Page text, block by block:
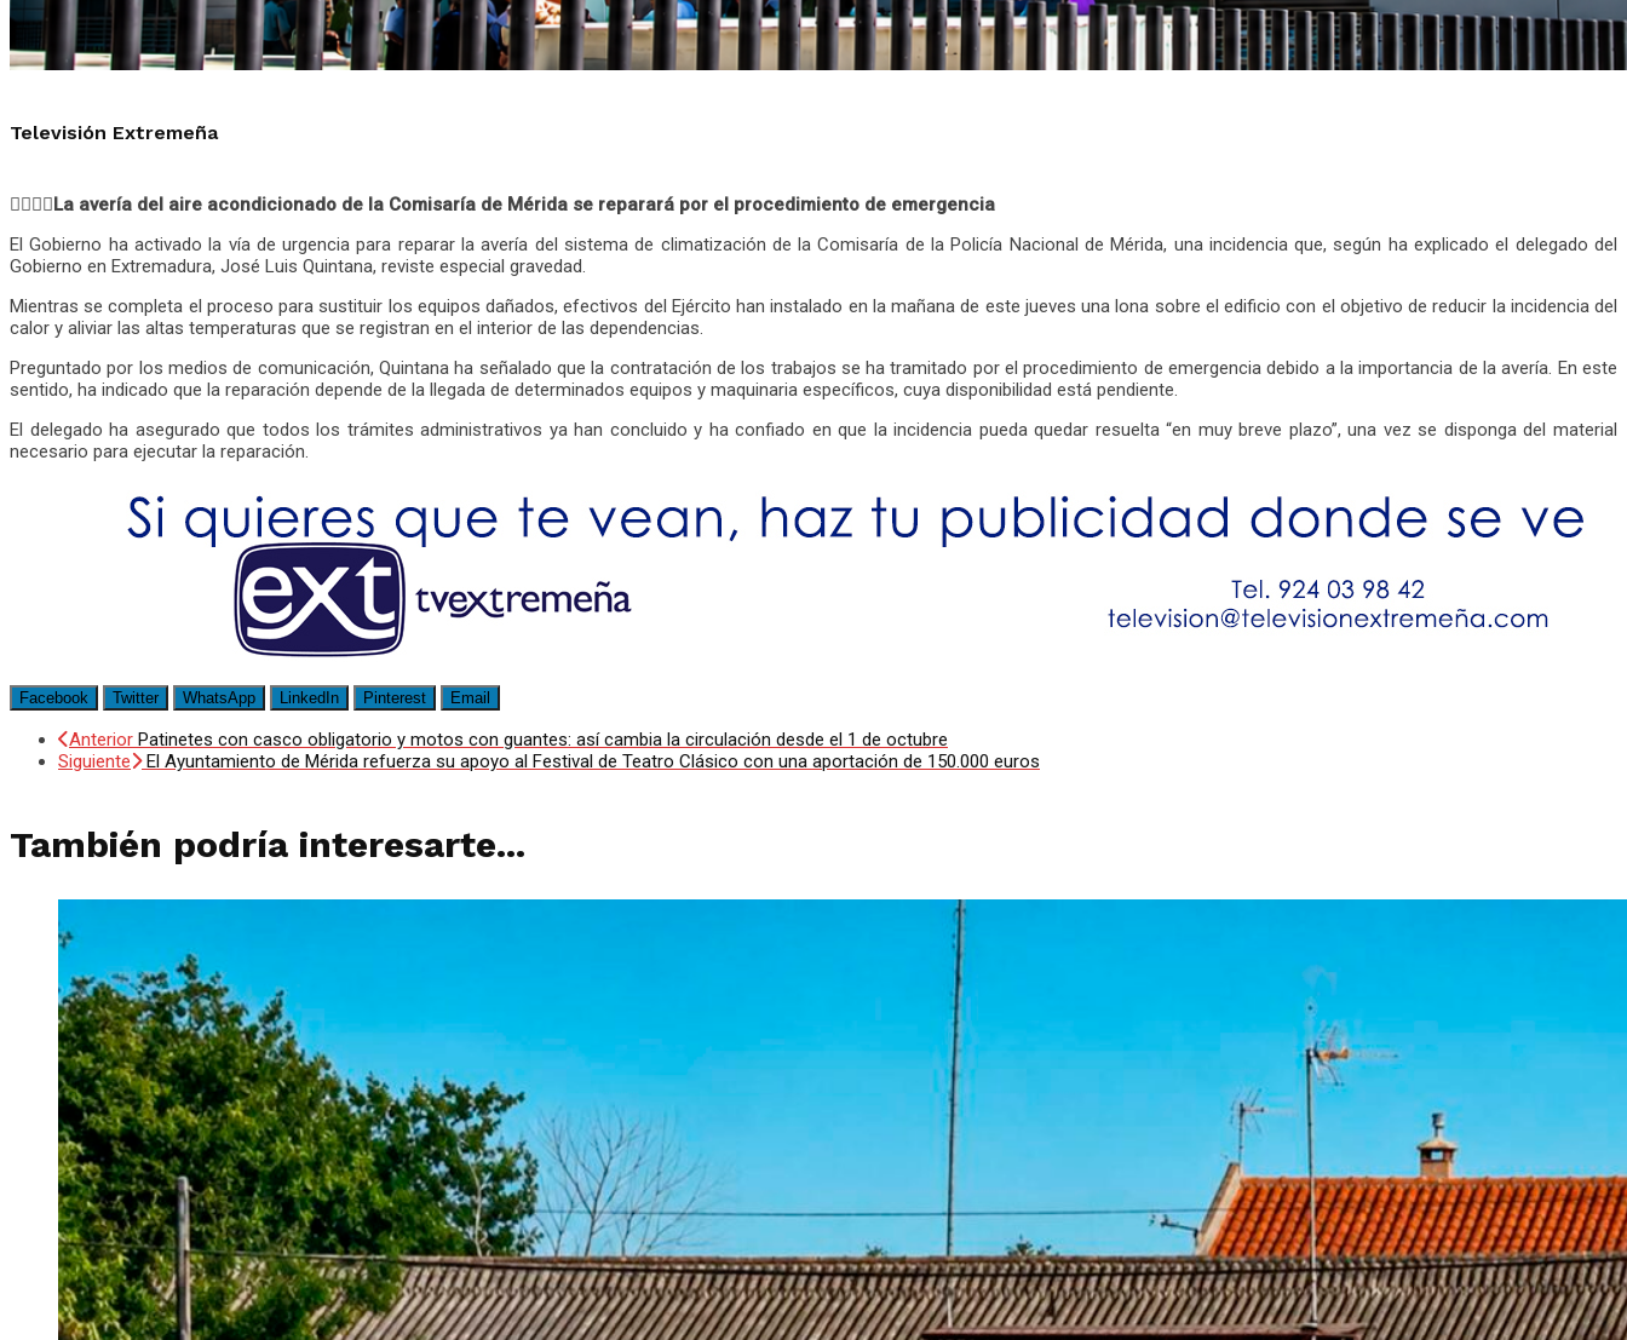
Televisión Extremeña
👮‍♂️👮‍♀️La avería del aire acondicionado de la Comisaría de Mérida se reparará por el procedimiento de emergencia
El Gobierno ha activado la vía de urgencia para reparar la avería del sistema de climatización de la Comisaría de la Policía Nacional de Mérida, una incidencia que, según ha explicado el delegado del
Gobierno en Extremadura, José Luis Quintana, reviste especial gravedad.
Mientras se completa el proceso para sustituir los equipos dañados, efectivos del Ejército han instalado en la mañana de este jueves una lona sobre el edificio con el objetivo de reducir la incidencia del
calor y aliviar las altas temperaturas que se registran en el interior de las dependencias.
Preguntado por los medios de comunicación, Quintana ha señalado que la contratación de los trabajos se ha tramitado por el procedimiento de emergencia debido a la importancia de la avería. En este
sentido, ha indicado que la reparación depende de la llegada de determinados equipos y maquinaria específicos, cuya disponibilidad está pendiente.
El delegado ha asegurado que todos los trámites administrativos ya han concluido y ha confiado en que la incidencia pueda quedar resuelta “en muy breve plazo”, una vez se disponga del material
necesario para ejecutar la reparación.
Facebook Twitter WhatsApp LinkedIn Pinterest Email
Anterior Patinetes con casco obligatorio y motos con guantes: así cambia la circulación desde el 1 de octubre
Siguiente
El Ayuntamiento de Mérida refuerza su apoyo al Festival de Teatro Clásico con una aportación de 150.000 euros
También podría interesarte...